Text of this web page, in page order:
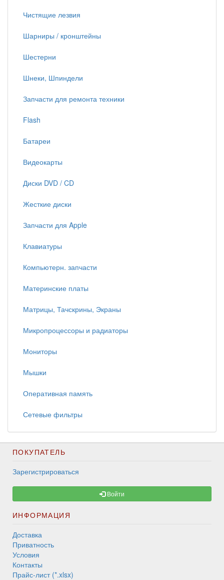
Чистящие лезвия
Шарниры / кронштейны
Шестерни
Шнеки, Шпиндели
Запчасти для ремонта техники
Flash
Батареи
Видеокарты
Диски DVD / CD
Жесткие диски
Запчасти для Apple
Клавиатуры
Компьютерн. запчасти
Материнские платы
Матрицы, Тачскрины, Экраны
Микропроцессоры и радиаторы
Мониторы
Мышки
Оперативная память
Сетевые фильтры
ПОКУПАТЕЛЬ
Зарегистрироваться
Войти
ИНФОРМАЦИЯ
Доставка
Приватность
Условия
Контакты
Прайс-лист (*.xlsx)